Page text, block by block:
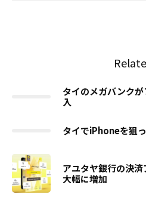
タイのメガバンク
入
タイでiPhoneを狙
アユタヤ銀行の決
大幅に増加